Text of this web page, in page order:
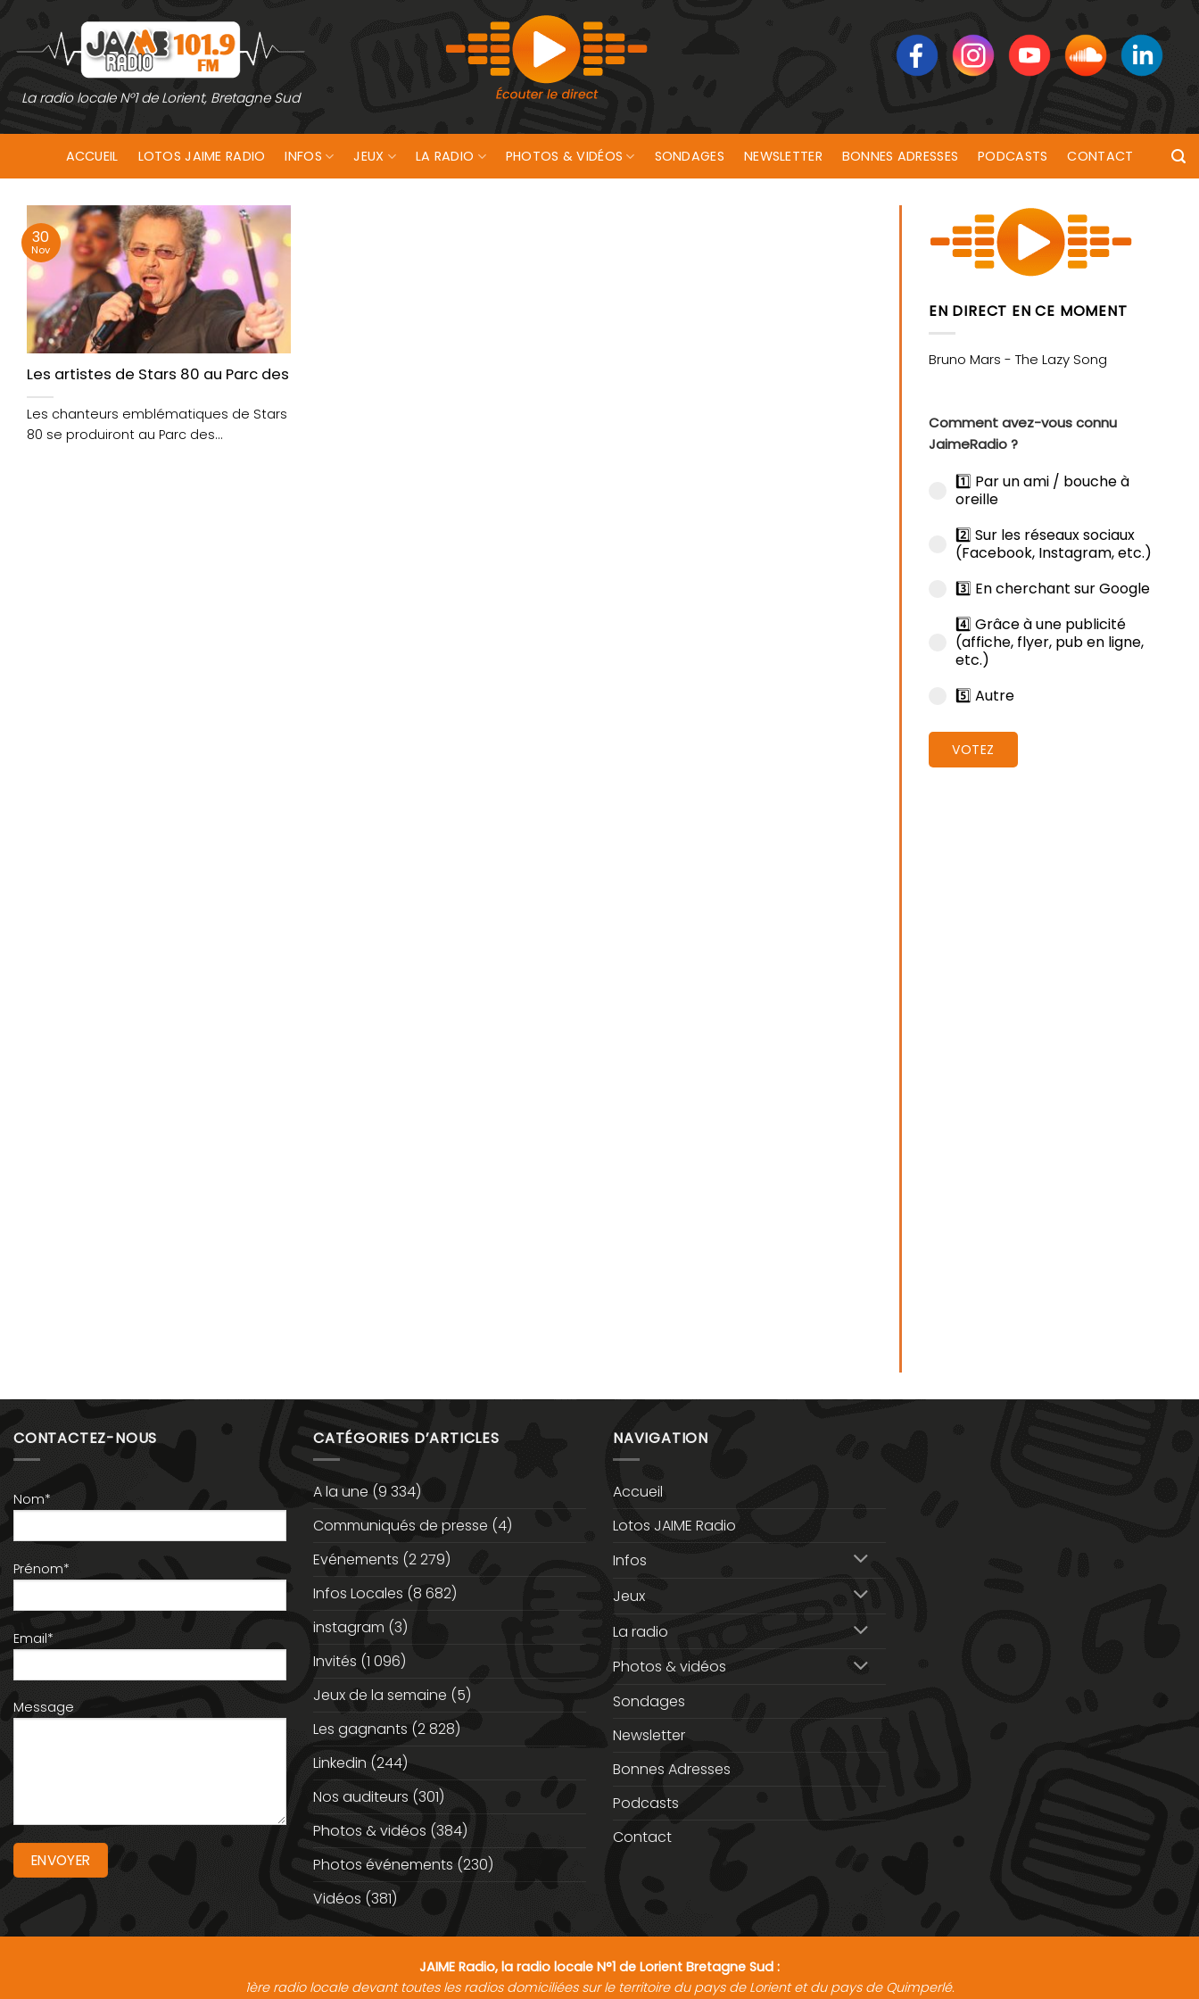
contenu
La radio locale N°1 de Lorient, Bretagne Sud
ACCUEIL LOTOS JAIME RADIO INFOS JEUX LA RADIO PHOTOS & VIDÉOS SONDAGES NEWSLETTER BONNES ADRESSES PODCASTS CONTACT
Les artistes de Stars 80 au Parc des expositions de Lorient en novembre 2024🎵
Les chanteurs emblématiques de Stars
80 se produiront au Parc des
30
Nov
EN DIRECT EN CE MOMENT
Comment avez-vous connu
JaimeRadio ?
1️⃣ Par un ami / bouche à
oreille
2️⃣ Sur les réseaux sociaux
(Facebook, Instagram, etc.)
3️⃣ En cherchant sur Google
4️⃣ Grâce à une publicité
(affiche, flyer, pub en ligne,
etc.)
5️⃣ Autre
VOTEZ
CONTACTEZ-NOUS
Nom*
Prénom*
Email*
Message
CATÉGORIES D’ARTICLES
A la une (9 334)
Communiqués de presse (4)
Evénements (2 279)
Infos Locales (8 682)
instagram (3)
Invités (1 096)
Jeux de la semaine (5)
Les gagnants (2 828)
Linkedin (244)
Nos auditeurs (301)
Photos & vidéos (384)
Photos événements (230)
Vidéos (381)
NAVIGATION
Accueil
Lotos JAIME Radio
Infos
Jeux
La radio
Photos & vidéos
Sondages
Newsletter
Bonnes Adresses
Podcasts
Contact
JAIME Radio, la radio locale N°1 de Lorient Bretagne Sud :
1ère radio locale devant toutes les radios domiciliées sur le territoire du pays de Lorient et du pays de Quimperlé.